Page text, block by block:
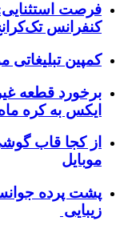
کنفرانس تک‌کرانچ
کمپین
ایکس به کره
از کجا قاب
موبایل
پشت پرده
زیبایی